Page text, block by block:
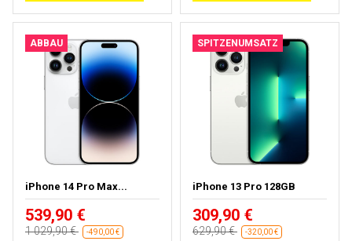
ABBAU
iPhone 14 Pro Max...
539,90 €
1 029,90 € -490,00 €
SPITZENUMSATZ
iPhone 13 Pro 128GB
309,90 €
629,90 € -320,00 €